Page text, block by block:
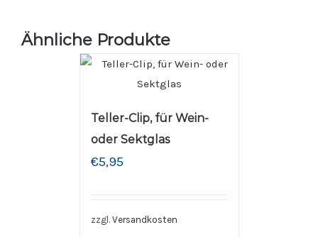
Ähnliche Produkte
Teller-Clip, für Wein-
oder Sektglas
€5,95
zzgl. Versandkosten